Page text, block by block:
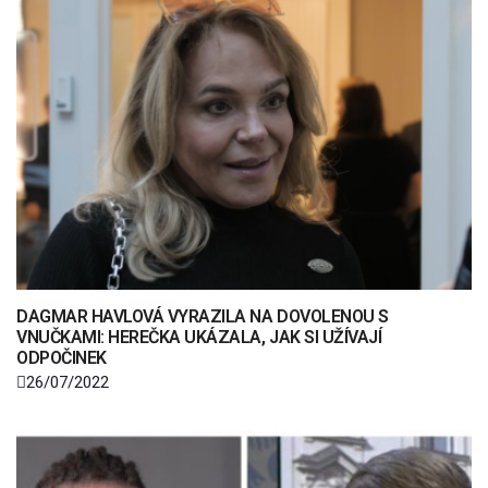
DAGMAR HAVLOVÁ VYRAZILA NA DOVOLENOU S
VNUČKAMI: HEREČKA UKÁZALA, JAK SI UŽÍVAJÍ
ODPOČINEK
26/07/2022